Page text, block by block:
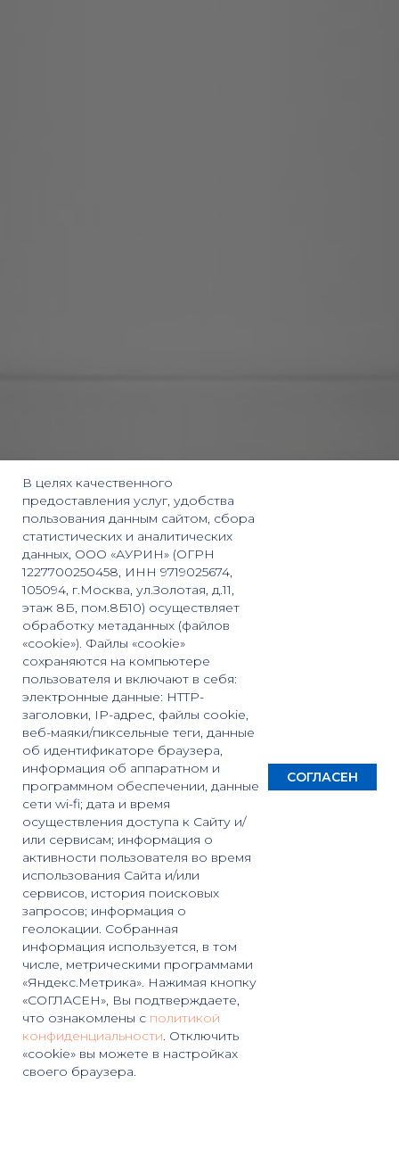
Главная Каталог
Главная Каталог
В целях качественного
предоставления услуг, удобства
пользования данным сайтом, сбора
статистических и аналитических
данных, ООО «АУРИН» (ОГРН
1227700250458, ИНН 9719025674,
105094, г.Москва, ул.Золотая, д.11,
этаж 8Б, пом.8Б10) осуществляет
обработку метаданных (файлов
«cookie»). Файлы «cookie»
сохраняются на компьютере
пользователя и включают в себя:
электронные данные: HTTP-
заголовки, IP-адрес, файлы cookie,
веб-маяки/пиксельные теги, данные
об идентификаторе браузера,
информация об аппаратном и
программном обеспечении, данные
сети wi-fi; дата и время
осуществления доступа к Сайту и/
или сервисам; информация о
активности пользователя во время
использования Сайта и/или
сервисов, история поисковых
запросов; информация о
геолокации. Собранная
информация используется, в том
числе, метрическими программами
«Яндекс.Метрика». Нажимая кнопку
«СОГЛАСЕН», Вы подтверждаете,
что ознакомлены с политикой
конфиденциальности. Отключить
«cookie» вы можете в настройках
своего браузера.
СОГЛАСЕН